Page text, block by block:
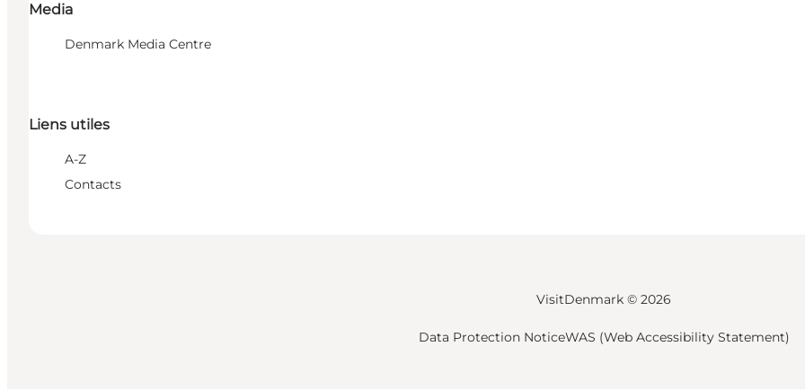
Media
Denmark Media Centre
Liens utiles
A-Z
Contacts
VisitDenmark © 2026
Data Protection NoticeWAS (Web Accessibility Statement)